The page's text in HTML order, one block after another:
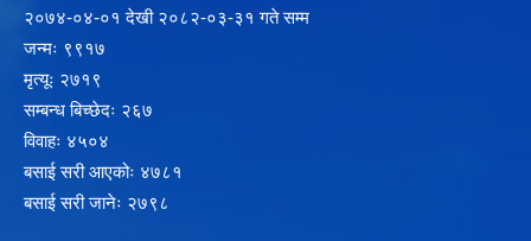
२‍०७४-०४-०१ देखी २०८२-०३-३१ गते सम्म
जन्मः ९९१७
मृत्यूः २७१९
सम्बन्ध बिच्छेदः २६७
विवाहः ४५०४
बसाई सरी आएकोः ४७८१
बसाई सरी जानेः २७९८